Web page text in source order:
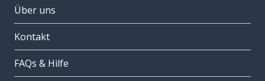
Über uns
Kontakt
FAQs & Hilfe